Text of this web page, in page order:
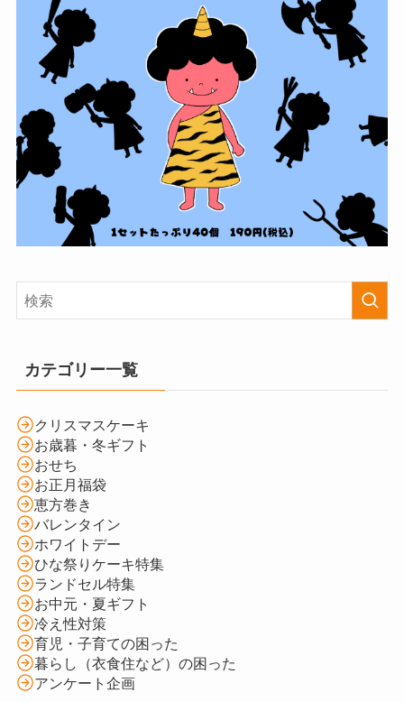
カテゴリー一覧
クリスマスケーキ
お歳暮・冬ギフト
おせち
お正月福袋
恵方巻き
バレンタイン
ホワイトデー
ひな祭りケーキ特集
ランドセル特集
お中元・夏ギフト
冷え性対策
育児・子育ての困った
暮らし（衣食住など）の困った
アンケート企画